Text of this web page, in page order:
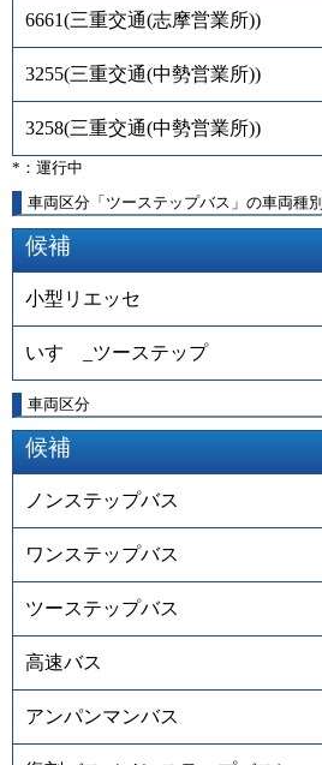
6661(三重交通(志摩営業所))
3255(三重交通(中勢営業所))
3258(三重交通(中勢営業所))
*：運行中
車両区分「ツーステップバス」の車両種別
候補
小型リエッセ
いすゞ_ツーステップ
車両区分
候補
ノンステップバス
ワンステップバス
ツーステップバス
高速バス
アンパンマンバス